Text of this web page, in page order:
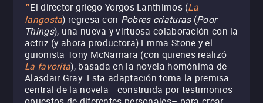
"El director griego Yorgos Lanthimos (La
langosta) regresa con Pobres criaturas(Poor
Things), una nueva y virtuosa colaboración con la
actriz (y ahora productora) Emma Stone y el
guionista Tony McNamara (con quienes realizó
La favorita), basada en la novela homónima de
Alasdair Gray. Esta adaptación toma la premisa
central de la novela –construida por testimonios